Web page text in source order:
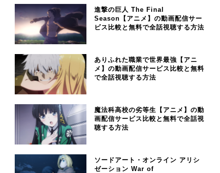
進撃の巨人 The Final
Season【アニメ】の動画配信サー
ビス比較と無料で全話視聴する方法
ありふれた職業で世界最強【アニ
メ】の動画配信サービス比較と無料
で全話視聴する方法
魔法科高校の劣等生【アニメ】の動
画配信サービス比較と無料で全話視
聴する方法
ソードアート・オンライン アリシ
ゼーション War of